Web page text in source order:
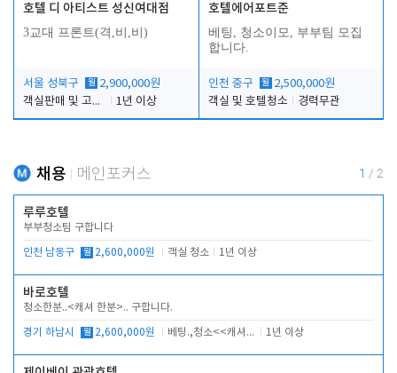
호텔 디 아티스트 성신여대점
3교대 프론트(격,비,비)
서울 성북구 월 2,900,000원
객실판매 및 고객응대
1년 이상
호텔에어포트준
베팅, 청소이모, 부부팀 모집
합니다.
인천 중구 월 2,500,000원
객실 및 호텔청소
경력무관
채용 메인포커스 1 / 2
루루호텔
부부청소팀 구합니다
인천 남동구 월 2,600,000원 객실 청소 1년 이상
바로호텔
청소한분..<캐셔 한분>.. 구합니다.
경기 하남시 월 2,600,000원 베팅.,청소<<캐셔 모셔봅니다. 1년 이상